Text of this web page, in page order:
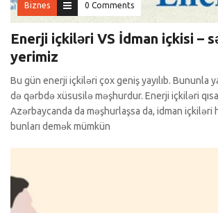
Biznes 0 Comments
Enerji içkiləri VS İdman içkisi –
yerimiz
Bu gün enerji içkiləri çox geniş yayılıb. Bununla
də qərbdə xüsusilə məşhurdur. Enerji içkiləri
Azərbaycanda da məşhurlaşsa da, idman içkiləri
bunları demək mümkün